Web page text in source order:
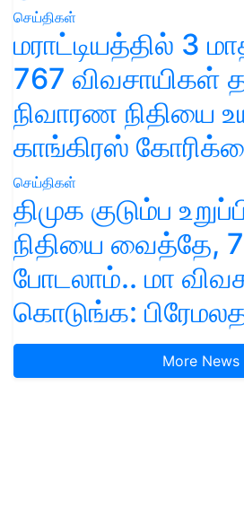
செய்திகள்
மராட்டியத்தில் 3
767
நிவாரண நிதியை
காங்கிரஸ்
செய்திகள்
திமுக குடும்ப
நிதியை வைத்தே,
போடலாம்.. மா
கொடுங்க:
More News